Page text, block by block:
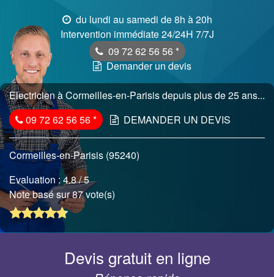
du lundi au samedi de 8h à 20h
Intervention immédiate 24/24H 7/7J
09 72 62 56 56 *
Demander un devis
Electricien à Cormeilles-en-Parisis depuis plus de 25 ans...
09 72 62 56 56* DEMANDER UN DEVIS
Cormeilles-en-Parisis (95240)
Evaluation :4.8/ 5
Note basé sur 87 vote(s)
Devis gratuit en ligne